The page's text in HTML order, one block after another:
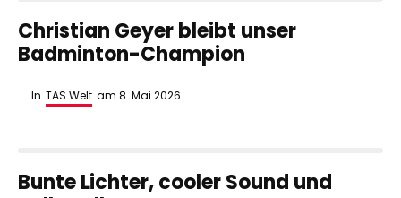
Christian Geyer bleibt unser
Badminton-Champion
In TAS Welt am 8. Mai 2026
Bunte Lichter, cooler Sound und